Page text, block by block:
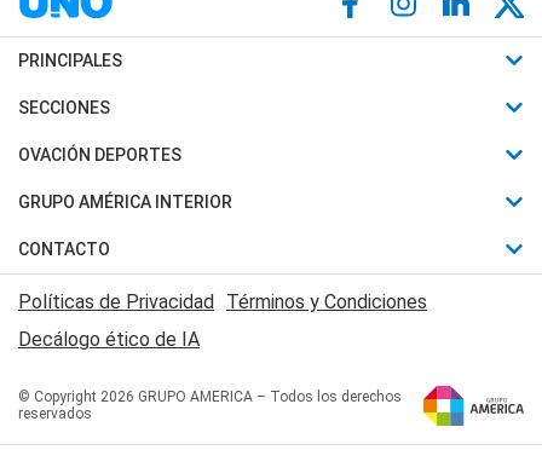
PRINCIPALES
Últimas Noticias
Política
Judiciales
Economia
SECCIONES
Horóscopo
Motores
Trucos caseros
Series y Películas
Edictos y Solicitadas
OVACIÓN DEPORTES
Fútbol
Mundial
Automovilismo
Rugby
Tenis
Básquet
GRUPO AMÉRICA INTERIOR
Canal 7 en Vivo
San Juan 8
CONTACTO
Acerca de Nosotros
Contactanos
Políticas de Privacidad Términos y Condiciones
Decálogo ético de IA
© Copyright 2026 GRUPO AMERICA – Todos los derechos
reservados